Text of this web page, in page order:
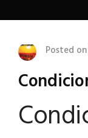
Posted on